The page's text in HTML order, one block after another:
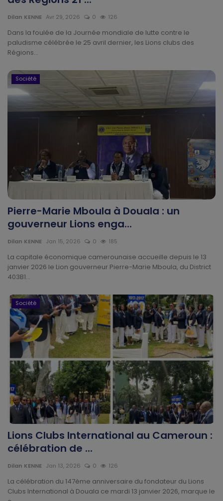
Technologie
Motivation
Politique
Articles Sponsorisés
Education
Économie
Sport
Culture
Divers
Actu People
Voyages
Monde
Blagues
Religion
Gallery
LifeStyle
Gabon
Vidéos
Dilan KENNE Avr 29, 2026 0 126
Dans la foulée de la Journée mondiale de lutte contre le
paludisme célébrée le 25 avril dernier, les Lions clubs des
Régions...
Société
Pierre-Marie Mboula à Douala : un
gouverneur Lions enga...
Dilan KENNE Jan 15, 2026 0 185
La capitale économique camerounaise accueille depuis le 13
janvier 2026 le Lion gouverneur Pierre-Marie Mboula, du District
403B1...
Société
Lions Clubs International au Cameroun :
célébration de ...
Dilan KENNE Jan 13, 2026 0 126
La célébration du 147ème anniversaire du fondateur du Lions
Clubs International à Douala ce mardi 13 janvier 2026, marque le